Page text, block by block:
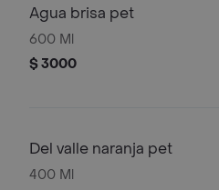
Agua brisa pet
600 Ml
$ 3000
Del valle naranja pet
400 Ml